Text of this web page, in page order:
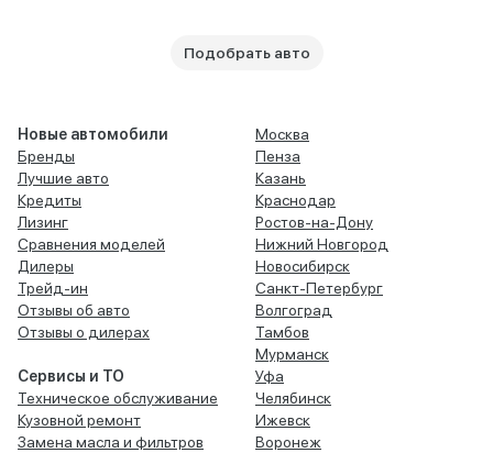
Подобрать авто
Новые автомобили
Бренды
Лучшие авто
Кредиты
Лизинг
Сравнения моделей
Дилеры
Трейд-ин
Отзывы об авто
Отзывы о дилерах
Сервисы и ТО
Техническое обслуживание
Кузовной ремонт
Замена масла и фильтров
Москва
Пенза
Казань
Краснодар
Ростов-на-Дону
Нижний Новгород
Новосибирск
Санкт-Петербург
Волгоград
Тамбов
Мурманск
Уфа
Челябинск
Ижевск
Воронеж